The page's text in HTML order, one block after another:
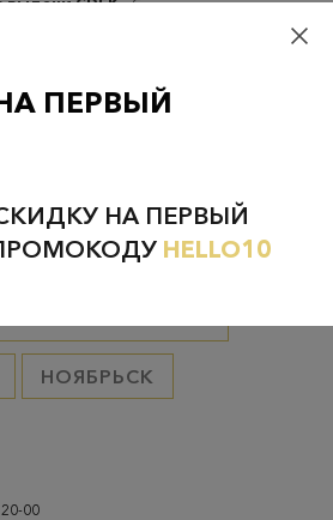
в магазинах
НОЯБРЬСК
00
ПЕРВЫЙ
НА ПЕРВЫЙ
HELLO10